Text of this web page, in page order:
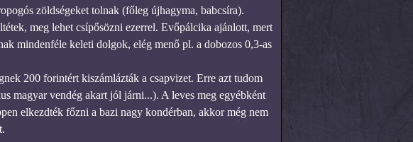
zöldségeket tolnak (főleg újhagyma, babcsíra).
meg lehet csípősözni ezerrel. Evőpálcika ajánlott, mert
mindenféle keleti dolgok, elég menő pl. a dobozos 0,3-as
200 forintért kiszámlázták a csapvizet. Erre azt tudom
magyar vendég akart jól járni...). A leves meg egyébként
elkezdték főzni a bazi nagy kondérban, akkor még nem